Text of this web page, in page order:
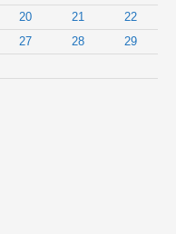
20 21
22
27 28
29